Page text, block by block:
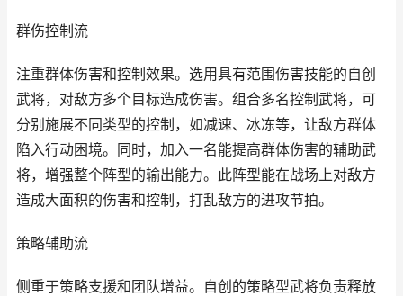
群伤控制流
注重群体伤害和控制效果。选用具有范围伤害技能的自创
武将，对敌方多个目标造成伤害。组合多名控制武将，可
分别施展不同类型的控制，如减速、冰冻等，让敌方群体
陷入行动困境。同时，加入一名能提高群体伤害的辅助武
将，增强整个阵型的输出能力。此阵型能在战场上对敌方
造成大面积的伤害和控制，打乱敌方的进攻节拍。
策略辅助流
侧重于策略支援和团队增益。自创的策略型武将负责释放